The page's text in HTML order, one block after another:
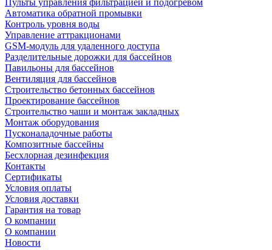
Пульты управления фильтрацией и подогревом
Автоматика обратной промывки
Контроль уровня воды
Управление аттракционами
GSM-модуль для удаленного доступа
Разделительные дорожки для бассейнов
Павильоны для бассейнов
Вентиляция для бассейнов
Строительство бетонных бассейнов
Проектирование бассейнов
Строительство чаши и монтаж закладных
Монтаж оборудования
Пусконаладочные работы
Композитные бассейны
Бесхлорная дезинфекция
Контакты
Сертификаты
Условия оплаты
Условия доставки
Гарантия на товар
О компании
О компании
Новости